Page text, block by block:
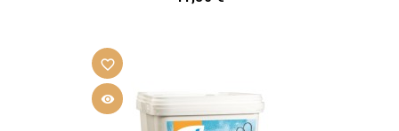

favorite_border